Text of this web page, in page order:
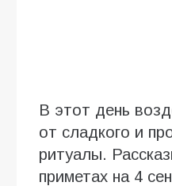
В этот день
от сладкого и
ритуалы.
приметах на 4